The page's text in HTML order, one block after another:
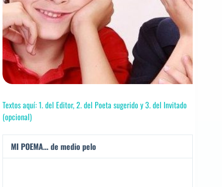
Textos aquí: 1. del Editor, 2. del Poeta sugerido y 3. del Invitado
(opcional)
MI POEMA… de medio pelo